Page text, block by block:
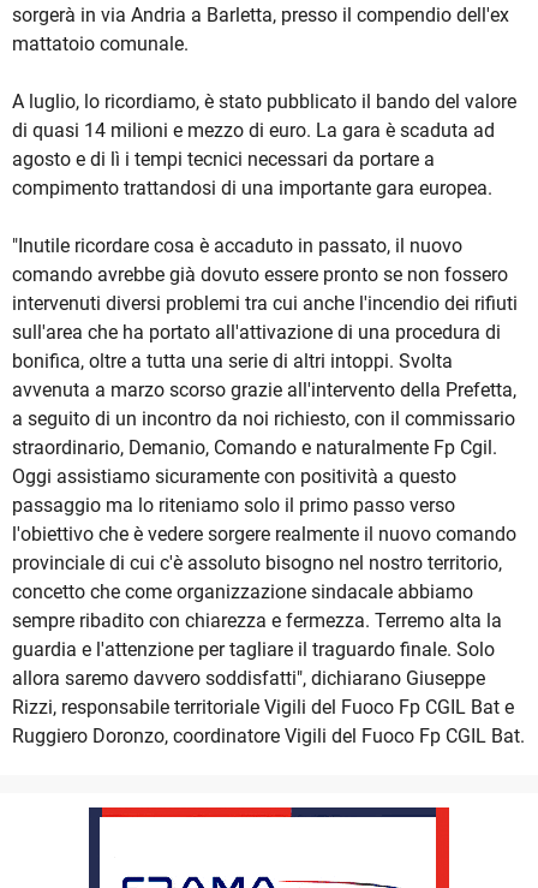
sorgerà in via Andria a Barletta, presso il compendio dell'ex
mattatoio comunale.
A luglio, lo ricordiamo, è stato pubblicato il bando del valore
di quasi 14 milioni e mezzo di euro. La gara è scaduta ad
agosto e di lì i tempi tecnici necessari da portare a
compimento trattandosi di una importante gara europea.
"Inutile ricordare cosa è accaduto in passato, il nuovo
comando avrebbe già dovuto essere pronto se non fossero
intervenuti diversi problemi tra cui anche l'incendio dei rifiuti
sull'area che ha portato all'attivazione di una procedura di
bonifica, oltre a tutta una serie di altri intoppi. Svolta
avvenuta a marzo scorso grazie all'intervento della Prefetta,
a seguito di un incontro da noi richiesto, con il commissario
straordinario, Demanio, Comando e naturalmente Fp Cgil.
Oggi assistiamo sicuramente con positività a questo
passaggio ma lo riteniamo solo il primo passo verso
l'obiettivo che è vedere sorgere realmente il nuovo comando
provinciale di cui c'è assoluto bisogno nel nostro territorio,
concetto che come organizzazione sindacale abbiamo
sempre ribadito con chiarezza e fermezza. Terremo alta la
guardia e l'attenzione per tagliare il traguardo finale. Solo
allora saremo davvero soddisfatti", dichiarano Giuseppe
Rizzi, responsabile territoriale Vigili del Fuoco Fp CGIL Bat e
Ruggiero Doronzo, coordinatore Vigili del Fuoco Fp CGIL Bat.